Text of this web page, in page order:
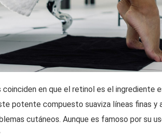
en que el retinol es el ingrediente
potente compuesto suaviza líneas finas y
cutáneos. Aunque es famoso por su